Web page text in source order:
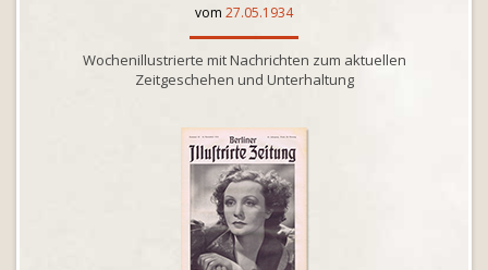
vom 27.05.1934
Wochenillustrierte mit Nachrichten zum aktuellen
Zeitgeschehen und Unterhaltung